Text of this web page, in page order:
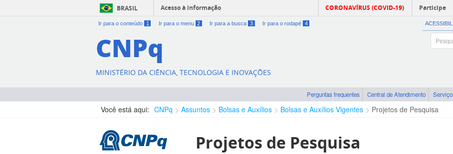
BRASIL Acesso à informação CORONAVÍRUS (COVID-19) Participe
Ir para o conteúdo 1 Ir para o menu 2 Ir para a busca 3 Ir para o rodapé 4
CNPq
MINISTÉRIO DA CIÊNCIA, TECNOLOGIA E INOVAÇÕES
Perguntas frequentes Central de Atendimento
Você está aqui: CNPq Assuntos Bolsas e Auxílios Bolsas e Auxílios Vigentes Projetos de Pesquisa
Projetos de Pesquisa